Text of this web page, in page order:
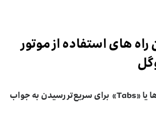
راه ‌های استفاده از موتور
یا«
Tabs
» برای سریع‌تر رسیدن به جواب